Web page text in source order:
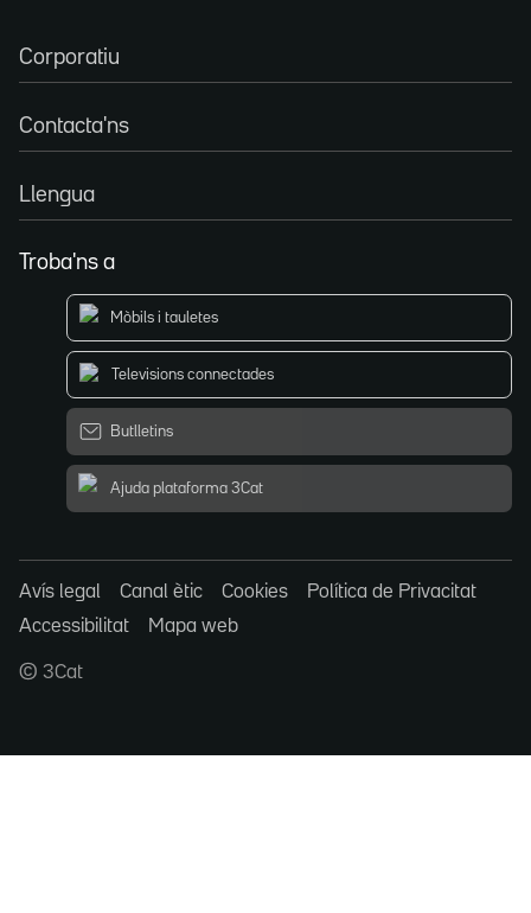
Corporatiu
Contacta'ns
Llengua
Troba'ns a
Mòbils i tauletes
Televisions connectades
Butlletins
Ajuda plataforma 3Cat
Avís legal Canal ètic Cookies
Política de Privacitat
Accessibilitat
Mapa web
© 3Cat